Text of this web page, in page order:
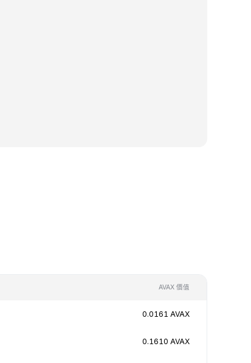
AVAX 價值
0.0161 AVAX
0.1610 AVAX